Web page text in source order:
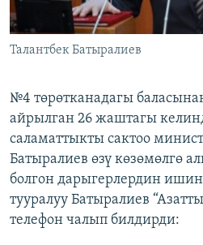
ЭЕ/АРнун бардык сайттары
Талантбек Батыралиев
№4 төрөтканадагы
айрылган 26 жаштагы
саламаттыкты сактоо
Батыралиев өзү көзөмөлгө
болгон дарыгерлердин ишин
тууралуу Батыралиев
телефон чалып билдирди: